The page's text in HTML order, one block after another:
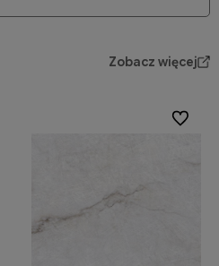
Zobacz więcej
Do